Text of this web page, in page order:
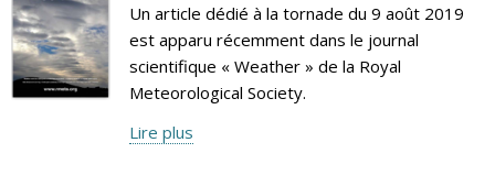
Un article dédié à la tornade du 9 août 2019
est apparu récemment dans le journal
scientifique « Weather » de la Royal
Meteorological Society.
Lire plus